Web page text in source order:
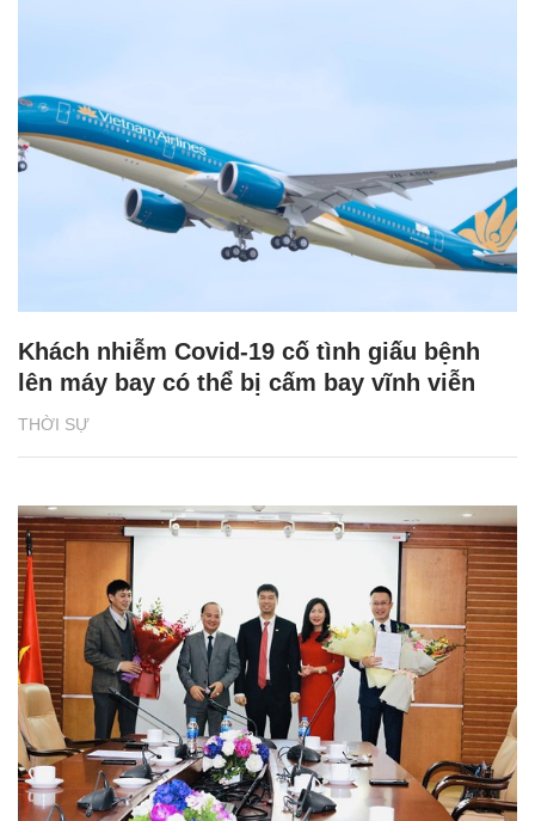
THỜI SỰ
Khách nhiễm Covid-19 cố tình giấu bệnh
lên máy bay có thể bị cấm bay vĩnh viễn